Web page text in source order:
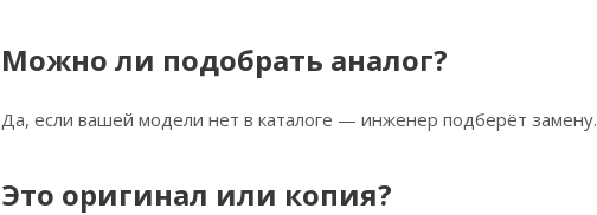
Можно ли подобрать аналог?
Да, если вашей модели нет в каталоге — инженер подберёт замену.
Это оригинал или копия?